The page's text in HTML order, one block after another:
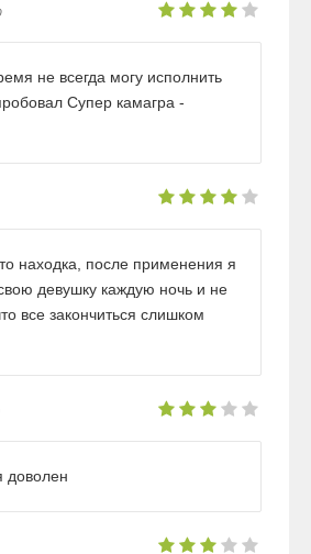
не всегда могу исполнить
Супер камагра -
находка, после применения я
девушку каждую ночь и не
все закончиться слишком
доволен